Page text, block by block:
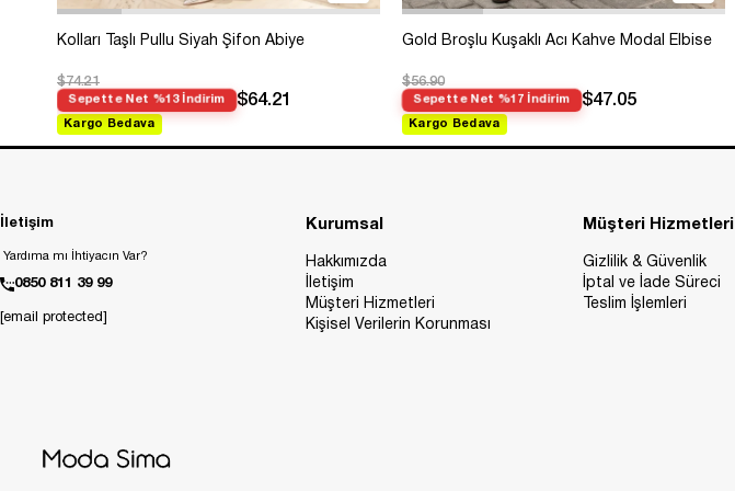
Kolları Taşlı Pullu Siyah Şifon Abiye
$74.21
Sepette Net %13 İndirim $64.21
Kargo Bedava
Gold Broşlu Kuşaklı Acı Kahve Modal Elbise
$56.90
Sepette Net %17 İndirim $47.05
Kargo Bedava
İletişim
Yardıma mı İhtiyacın Var?
0850 811 39 99
[email protected]
Kurumsal
Hakkımızda
İletişim
Müşteri Hizmetleri
Kişisel Verilerin Korunması
Müşteri Hizmetleri
Gizlilik & Güvenlik
İptal ve İade Süreci
Teslim İşlemleri